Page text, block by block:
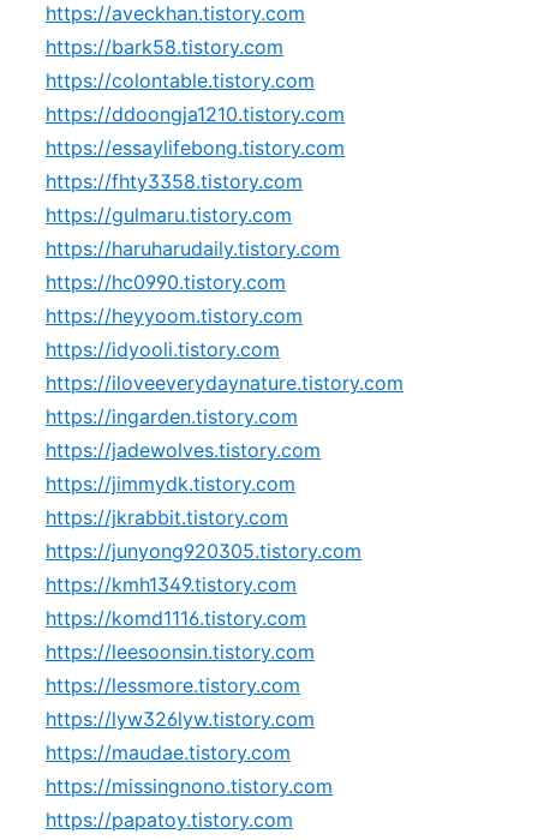
https://aveckhan.tistory.com
https://bark58.tistory.com
https://colontable.tistory.com
https://ddoongja1210.tistory.com
https://essaylifebong.tistory.com
https://fhty3358.tistory.com
https://gulmaru.tistory.com
https://haruharudaily.tistory.com
https://hc0990.tistory.com
https://heyyoom.tistory.com
https://idyooli.tistory.com
https://iloveeverydaynature.tistory.com
https://ingarden.tistory.com
https://jadewolves.tistory.com
https://jimmydk.tistory.com
https://jkrabbit.tistory.com
https://junyong920305.tistory.com
https://kmh1349.tistory.com
https://komd1116.tistory.com
https://leesoonsin.tistory.com
https://lessmore.tistory.com
https://lyw326lyw.tistory.com
https://maudae.tistory.com
https://missingnono.tistory.com
https://papatoy.tistory.com